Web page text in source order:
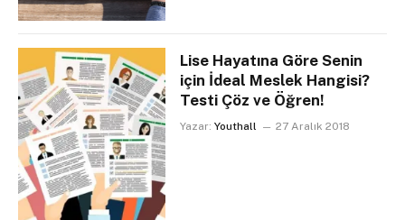
Lise Hayatına Göre Senin
için İdeal Meslek Hangisi?
Testi Çöz ve Öğren!
Yazar: Youthall 27 Aralık 2018